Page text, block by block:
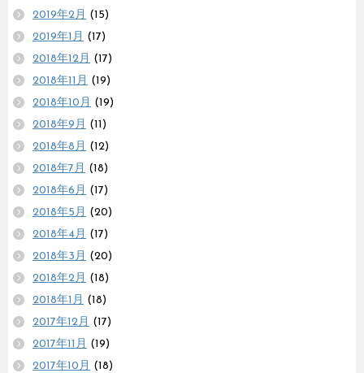
2019年2月 (15)
2019年1月 (17)
2018年12月 (17)
2018年11月 (19)
2018年10月 (19)
2018年9月 (11)
2018年8月 (12)
2018年7月 (18)
2018年6月 (17)
2018年5月 (20)
2018年4月 (17)
2018年3月 (20)
2018年2月 (18)
2018年1月 (18)
2017年12月 (17)
2017年11月 (19)
2017年10月 (18)